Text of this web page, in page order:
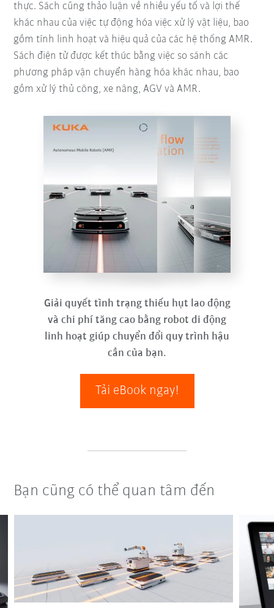
thực. Sách cũng thảo luận về nhiều yếu tố và lợi thế
khác nhau của việc tự động hóa việc xử lý vật liệu, bao
gồm tính linh hoạt và hiệu quả của các hệ thống AMR.
Sách điện tử được kết thúc bằng việc so sánh các
phương pháp vận chuyển hàng hóa khác nhau, bao
gồm xử lý thủ công, xe nâng, AGV và AMR.
Giải quyết tình trạng thiếu hụt lao động
và chi phí tăng cao bằng robot di động
linh hoạt giúp chuyển đổi quy trình hậu
cần của bạn.
Tải eBook ngay!
Bạn cũng có thể quan tâm đến